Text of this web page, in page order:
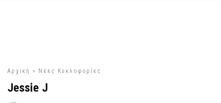
Αρχική » Νέες Κυκλοφορίες
Jessie J